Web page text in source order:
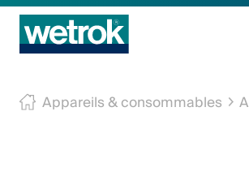
Produits
Appareils & consommables